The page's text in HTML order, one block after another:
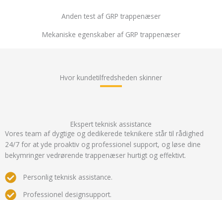
Anden test af GRP trappenæser
Mekaniske egenskaber af GRP trappenæser
Hvor kundetilfredsheden skinner
Ekspert teknisk assistance
Vores team af dygtige og dedikerede teknikere står til rådighed
24/7 for at yde proaktiv og professionel support, og løse dine
bekymringer vedrørende trappenæser hurtigt og effektivt.
Personlig teknisk assistance.
Professionel designsupport.